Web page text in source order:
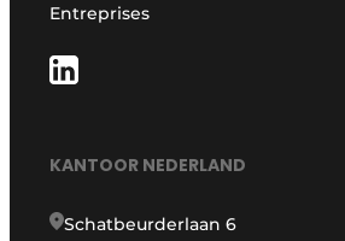
Entreprises
KANTOOR NEDERLAND
Schatbeurderlaan 6